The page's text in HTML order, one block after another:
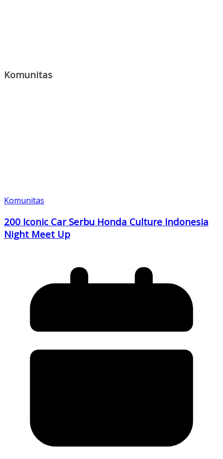
Komunitas
Komunitas
200 Iconic Car Serbu Honda Culture Indonesia
Night Meet Up